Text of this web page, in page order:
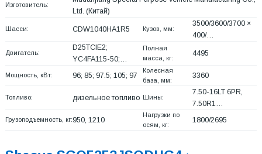
Изготовитель:
Ltd. (Китай)
Шасси: CDW1040HA1R5 Кузов, мм:
3500/3600/3700 ×
400/…
Двигатель:
D25TCIE2;
YC4FA115-50;…
Полная
масса, кг:
4495
Мощность, кВт: 96; 85; 97.5; 105; 97
Колесная
база, мм:
3360
Топливо: дизельное топливо Шины:
7.50-16LT 6PR,
7.50R1…
Грузоподъемность, кг:950, 1210
Нагрузки по
осям, кг:
1800/2695